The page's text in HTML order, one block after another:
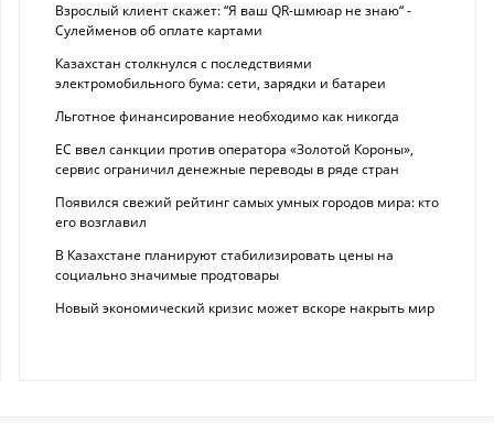
Взрослый клиент скажет: “Я ваш QR-шмюар не знаю“ -
Сулейменов об оплате картами
Казахстан столкнулся с последствиями
электромобильного бума: сети, зарядки и батареи
Льготное финансирование необходимо как никогда
ЕС ввел санкции против оператора «Золотой Короны»,
сервис ограничил денежные переводы в ряде стран
Появился свежий рейтинг самых умных городов мира: кто
его возглавил
В Казахстане планируют стабилизировать цены на
социально значимые продтовары
Новый экономический кризис может вскоре накрыть мир